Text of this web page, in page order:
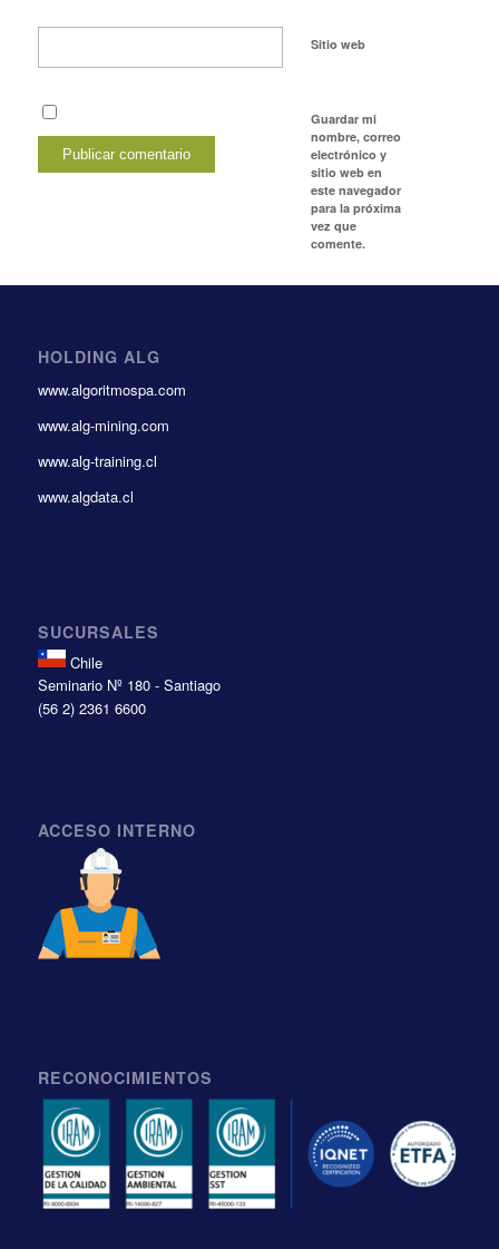
Sitio web
Guardar mi
nombre, correo
electrónico y
sitio web en
este navegador
para la próxima
vez que
comente.
HOLDING ALG
www.algoritmospa.com
www.alg-mining.com
www.alg-training.cl
www.algdata.cl
SUCURSALES
Chile
Seminario Nº 180 - Santiago
(56 2) 2361 6600
ACCESO INTERNO
RECONOCIMIENTOS